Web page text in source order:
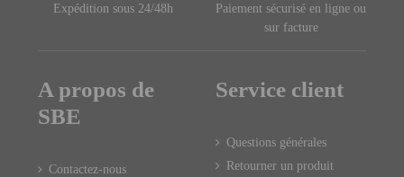
Expédition sous 24/48h
Paiement sécurisé en ligne ou
sur facture
A propos de
SBE
Contactez-nous
Service client
Questions générales
Retourner un produit